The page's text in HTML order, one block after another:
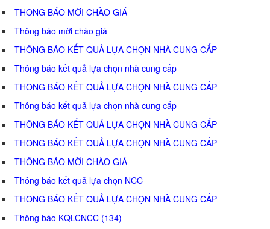
THÔNG BÁO MỜI CHÀO GIÁ
Thông báo mời chào giá
THÔNG BÁO KẾT QUẢ LỰA CHỌN NHÀ CUNG CẤP
Thông báo kết quả lựa chọn nhà cung cấp
THÔNG BÁO KẾT QUẢ LỰA CHỌN NHÀ CUNG CẤP
Thông báo kết quả lựa chọn nhà cung cấp
THÔNG BÁO KẾT QUẢ LỰA CHỌN NHÀ CUNG CẤP
THÔNG BÁO KẾT QUẢ LỰA CHỌN NHÀ CUNG CẤP
THÔNG BÁO MỜI CHÀO GIÁ
Thông báo kết quả lựa chọn NCC
THÔNG BÁO KẾT QUẢ LỰA CHỌN NHÀ CUNG CẤP
Thông báo KQLCNCC (134)